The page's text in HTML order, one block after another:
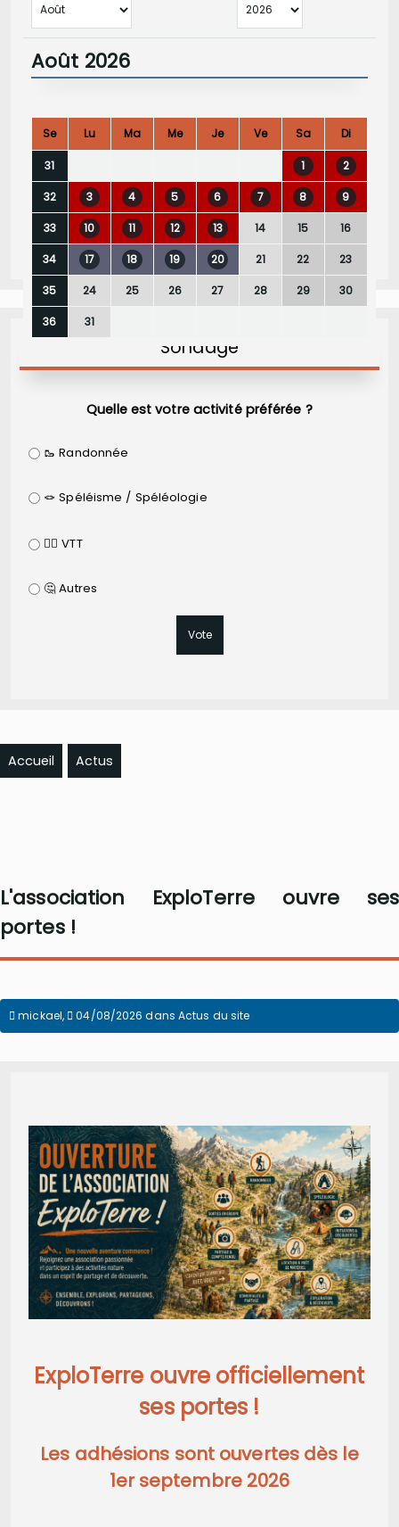
Août 2026
Se Lu Ma Me Je Ve Sa Di
31 1 2
32 3 4 5 6 7 8 9
33 10 11 12 13 14 15 16
34 17 18 19 20 21 22 23
35 24 25 26 27 28 29 30
36 31
Sondage
Quelle est votre activité préférée ?
🥾 Randonnée
🪢 Spéléisme / Spéléologie
🚵‍♂️ VTT
🤔 Autres
Vote
Accueil Actus
L'association ExploTerre ouvre ses
portes !
mickael, 04/08/2026 dans Actus du site
ExploTerre ouvre officiellement
ses portes !
Les adhésions sont ouvertes dès le
1er septembre 2026